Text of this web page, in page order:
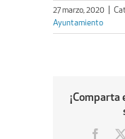
27 marzo, 2020
Ayuntamiento
¡Comparta